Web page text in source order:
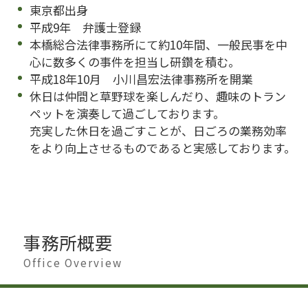
東京都出身
平成9年 弁護士登録
本橋総合法律事務所にて約10年間、一般民事を中
心に数多くの事件を担当し研鑽を積む。
平成18年10月 小川昌宏法律事務所を開業
休日は仲間と草野球を楽しんだり、趣味のトラン
ペットを演奏して過ごしております。
充実した休日を過ごすことが、日ごろの業務効率
をより向上させるものであると実感しております。
事務所概要
Office Overview